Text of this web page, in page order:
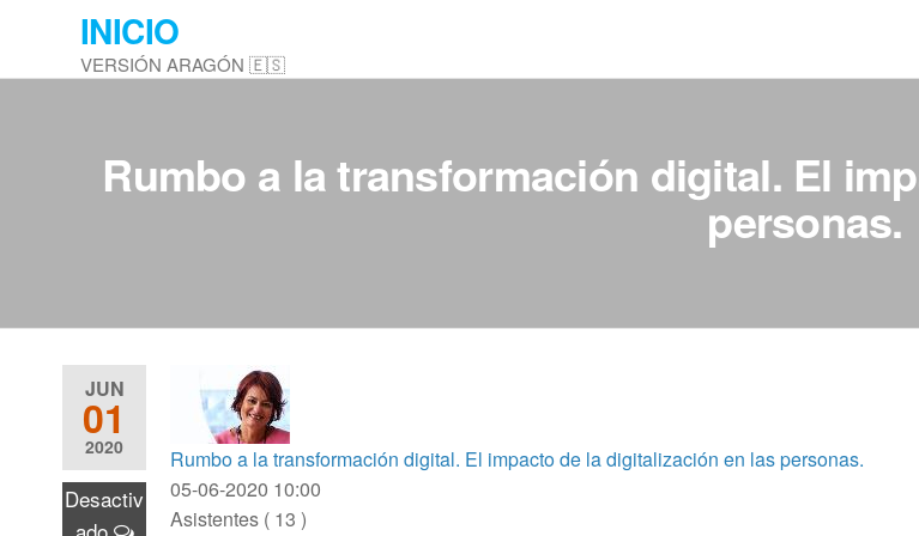
contenido
INICIO
VERSIÓN ARAGÓN 🇪🇸
Rumbo a la transformación digital. El
personas.
JUN
01
2020
Desactiv
Rumbo a la transformación digital. El impacto de la digitalización en las personas.
05-06-2020 10:00
Asistentes ( 13 )